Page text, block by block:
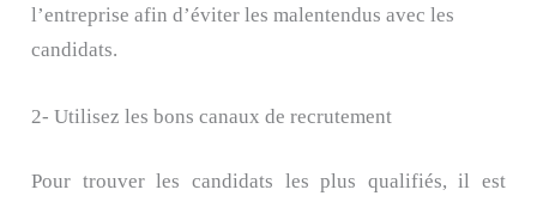
l’entreprise afin d’éviter les malentendus avec les
candidats.
2- Utilisez les bons canaux de recrutement
Pour trouver les candidats les plus qualifiés, il est